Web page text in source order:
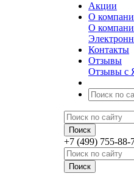
Акции
О
О
Контакты
Отзывы
Отзывы с
+7 (499) 755-88-